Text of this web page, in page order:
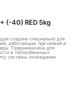
(-40) RED 5kg
создана специально для
работающих при низкой и
Предназначена для
в теплообменных
системы охлаждения